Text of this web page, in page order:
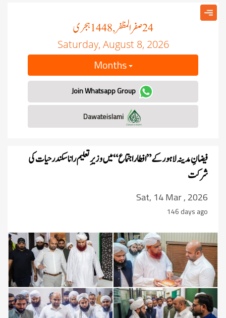
24صفر المظفر, 1448 ہجری
Saturday, August 8, 2026
Months
Join Whatsapp Group
فیضانِ مدینہ لاہور کے ”افطار اجتماع“ میں وزیرِ تعلیم رانا سکندر حیات کی
شرکت
Sat, 14 Mar , 2026
146 days ago